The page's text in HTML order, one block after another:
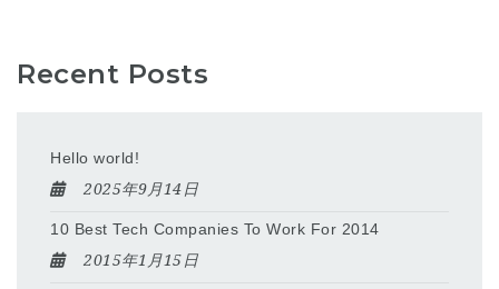
Recent Posts
Hello world!
2025年9月14日
10 Best Tech Companies To Work For 2014
2015年1月15日